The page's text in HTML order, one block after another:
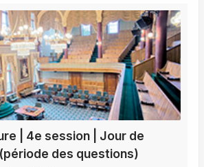
| 4e session | Jour de
des questions)